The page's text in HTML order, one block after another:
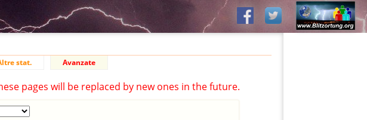
stat. Avanzate
pages will be replaced by new ones in the future.